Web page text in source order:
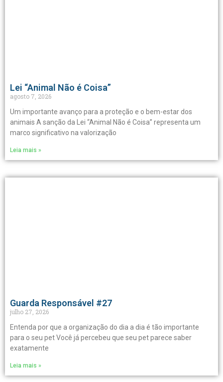
Lei “Animal Não é Coisa”
agosto 7, 2026
Um importante avanço para a proteção e o bem-estar dos
animais A sanção da Lei “Animal Não é Coisa” representa um
marco significativo na valorização
Leia mais »
Guarda Responsável #27
julho 27, 2026
Entenda por que a organização do dia a dia é tão importante
para o seu pet Você já percebeu que seu pet parece saber
exatamente
Leia mais »